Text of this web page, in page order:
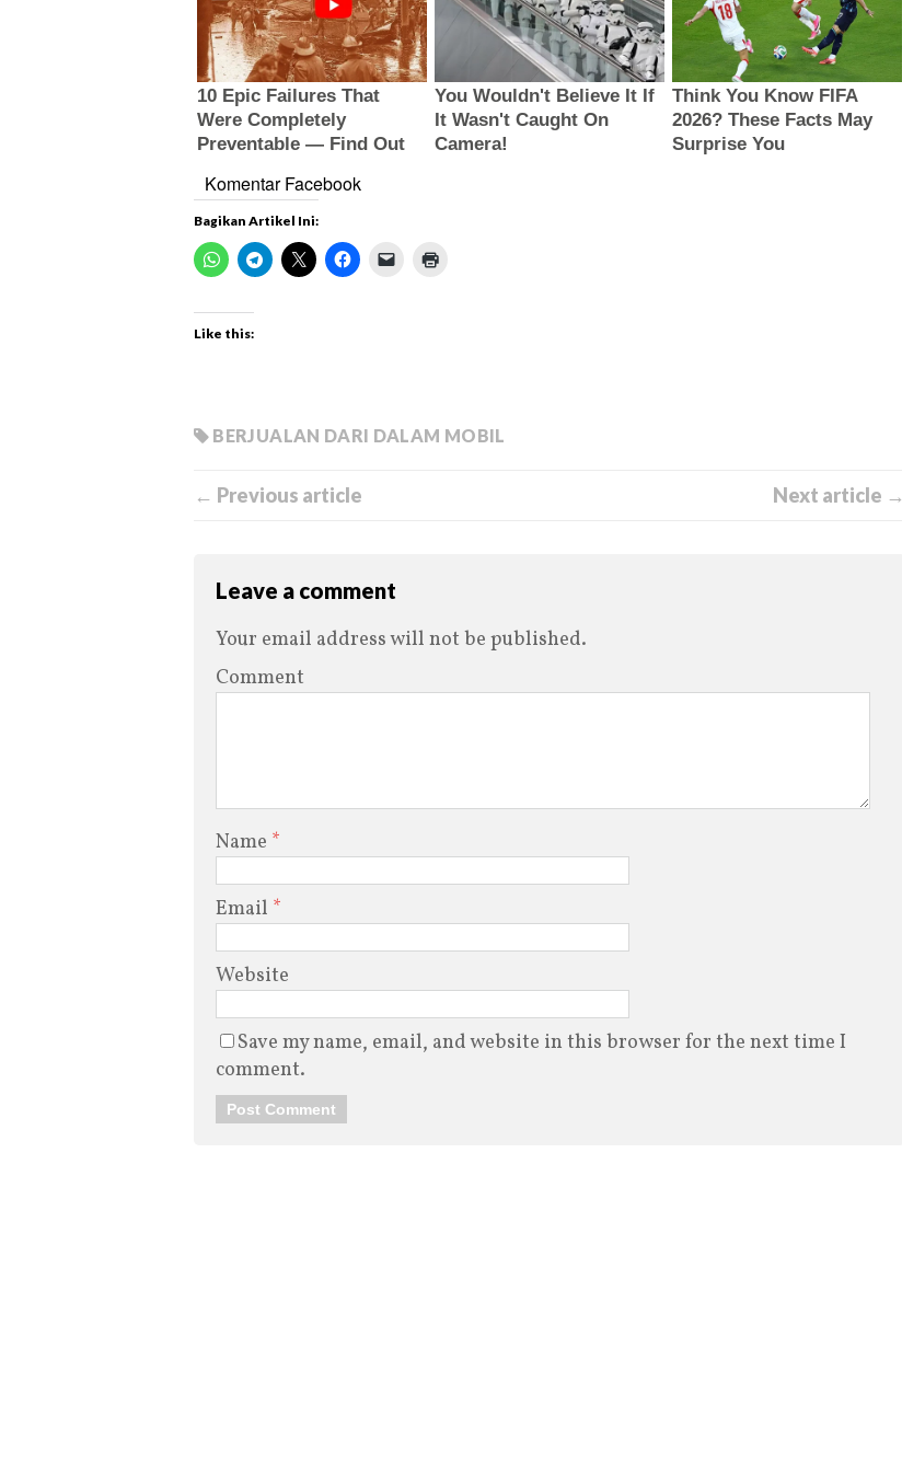
Komentar Facebook
Bagikan Artikel Ini:
Like this:
BERJUALAN DARI DALAM MOBIL
← Previous article Next article →
Leave a comment
Your email address will not be published.
Comment
Name *
Email *
Website
Save my name, email, and website in this browser for the next time I
comment.